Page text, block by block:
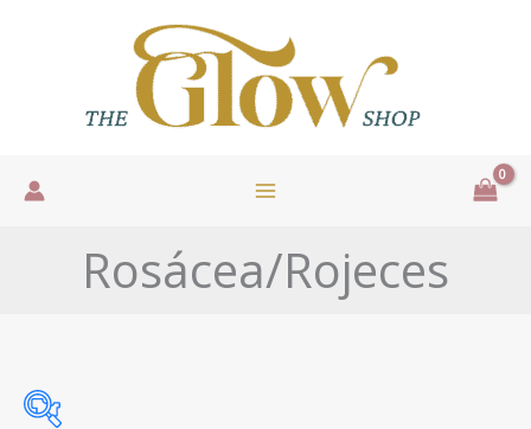
Rosácea/Rojeces